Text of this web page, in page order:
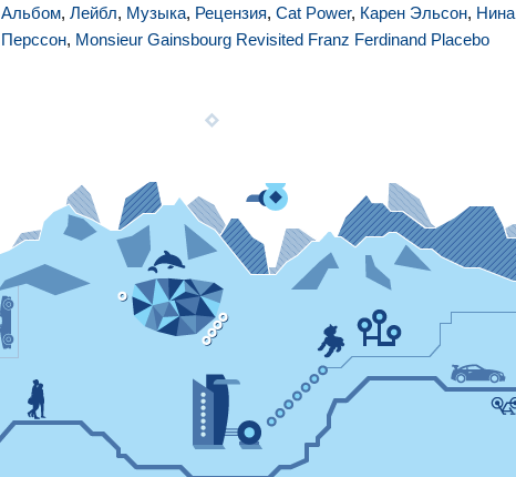
Альбом, Лейбл, Музыка, Рецензия, Cat Power, Карен Эльсон, Нина
Перссон, Monsieur Gainsbourg Revisited Franz Ferdinand Placebo